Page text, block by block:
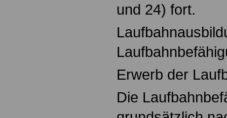
und 24) fort.
Erwerb der
Die